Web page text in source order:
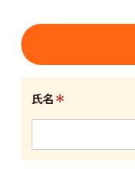
氏名＊